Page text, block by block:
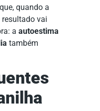
quando a
vai
a autoestima
também